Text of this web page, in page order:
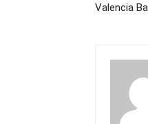
Valencia